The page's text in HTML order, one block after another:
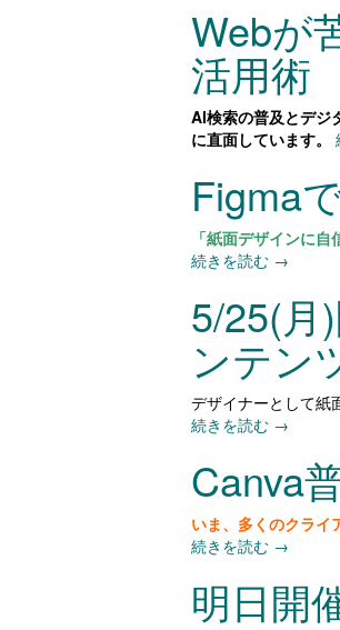
Webが
活用術
AI検索の普及とデジ
に直面しています。
Figma
「紙面デザインに
続きを読む →
5/25(月
ンテン
デザイナーとして紙
続きを読む →
Canva
いま、多くのクライ
続きを読む →
明日開